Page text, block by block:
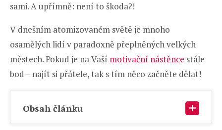
sami. A upřímně: není to škoda?!
V dnešním atomizovaném světě je mnoho
osamělých lidí v paradoxně přeplněných velkých
městech. Pokud je na Vaší motivační nástěnce stále
bod – najít si přátele, tak s tím něco začněte dělat!
Obsah článku